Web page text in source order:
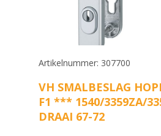
Artikelnummer: 307700
VH SMALBESLAG
F1 *** 1540/3359ZA/
DRAAI 67-72